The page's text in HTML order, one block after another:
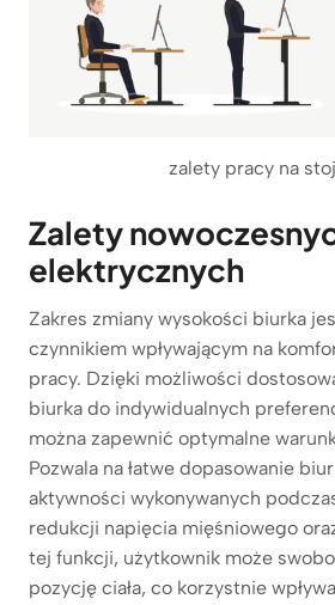
zalety pracy na
Zalety
elektrycznych
Zakres zmiany wysokości biurka
czynnikiem wpływającym na
pracy. Dzięki możliwości
biurka do indywidualnych
można zapewnić optymalne
Pozwala na łatwe dopasowanie
aktywności wykonywanych
redukcji napięcia mięśniowego
tej funkcji, użytkownik może
pozycję ciała, co korzystnie